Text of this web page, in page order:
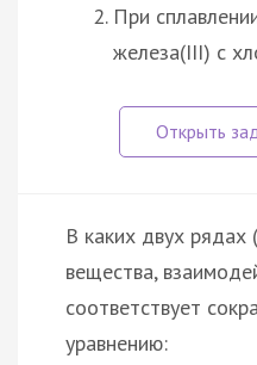
При
железа(III) с
В каких двух рядах
вещества,
соответствует
уравнению: